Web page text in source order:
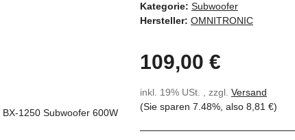
Kategorie: Subwoofer
Hersteller: OMNITRONIC
109,00 €
inkl. 19% USt. , zzgl. Versand
(Sie sparen 7.48%, also 8,81 €)